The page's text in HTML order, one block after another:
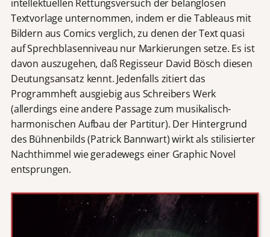
intellektuellen Rettungsversuch der belanglosen
Textvorlage unternommen, indem er die Tableaus mit
Bildern aus Comics verglich, zu denen der Text quasi
auf Sprechblasenniveau nur Markierungen setze. Es ist
davon auszugehen, daß Regisseur David Bösch diesen
Deutungsansatz kennt. Jedenfalls zitiert das
Programmheft ausgiebig aus Schreibers Werk
(allerdings eine andere Passage zum musikalisch-
harmonischen Aufbau der Partitur). Der Hintergrund
des Bühnenbilds (Patrick Bannwart) wirkt als stilisierter
Nachthimmel wie geradewegs einer Graphic Novel
entsprungen.